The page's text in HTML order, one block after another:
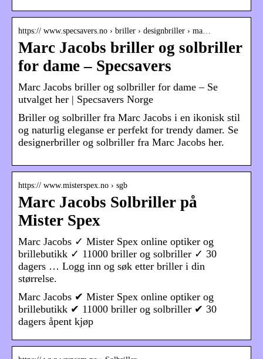
https:// www.specsavers.no › briller › designbriller › ma…
Marc Jacobs briller og solbriller
for dame – Specsavers
Marc Jacobs briller og solbriller for dame – Se
utvalget her | Specsavers Norge
Briller og solbriller fra Marc Jacobs i en ikonisk stil
og naturlig eleganse er perfekt for trendy damer. Se
designerbriller og solbriller fra Marc Jacobs her.
https:// www.misterspex.no › sgb
Marc Jacobs Solbriller på
Mister Spex
Marc Jacobs ✓ Mister Spex online optiker og
brillebutikk ✓ 11000 briller og solbriller ✓ 30
dagers … Logg inn og søk etter briller i din
størrelse.
Marc Jacobs ✔ Mister Spex online optiker og
brillebutikk ✔ 11000 briller og solbriller ✔ 30
dagers åpent kjøp